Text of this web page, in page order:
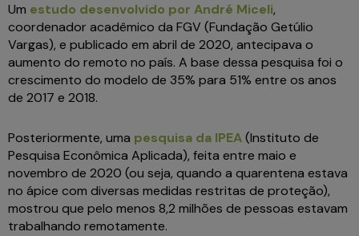
Um estudo desenvolvido por André Miceli,
coordenador acadêmico da FGV (Fundação Getúlio
Vargas), e publicado em abril de 2020, antecipava o
aumento do remoto no país. A base dessa pesquisa foi o
crescimento do modelo de 35% para 51% entre os anos
de 2017 e 2018.
Posteriormente, uma pesquisa da IPEA(Instituto de
Pesquisa Econômica Aplicada), feita entre maio e
novembro de 2020 (ou seja, quando a quarentena estava
no ápice com diversas medidas restritas de proteção),
mostrou que pelo menos 8,2 milhões de pessoas estavam
trabalhando remotamente.